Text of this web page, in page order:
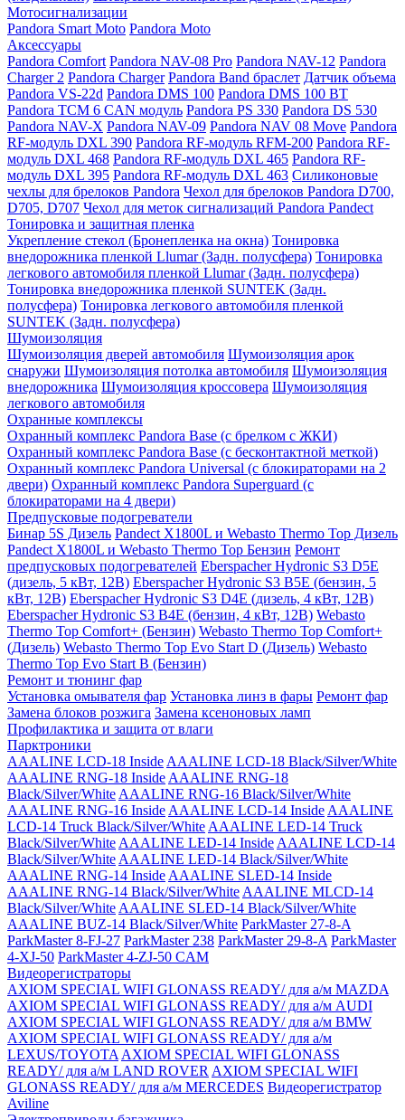
Мотосигнализации
Pandora Smart Moto Pandora Moto
Аксессуары
Pandora Comfort Pandora NAV-08 Pro Pandora NAV-12 Pandora
Charger 2 Pandora Charger Pandora Band браслет Датчик объема
Pandora VS-22d Pandora DMS 100 Pandora DMS 100 BT
Pandora TCM 6 CAN модуль Pandora PS 330 Pandora DS 530
Pandora NAV-X Pandora NAV-09 Pandora NAV 08 Move Pandora
RF-модуль DXL 390 Pandora RF-модуль RFM-200 Pandora RF-
модуль DXL 468 Pandora RF-модуль DXL 465 Pandora RF-
модуль DXL 395 Pandora RF-модуль DXL 463 Силиконовые
чехлы для брелоков Pandora Чехол для брелоков Pandora D700,
D705, D707 Чехол для меток сигнализаций Pandora Pandect
Тонировка и защитная пленка
Укрепление стекол (Бронепленка на окна) Тонировка
внедорожника пленкой Llumar (Задн. полусфера) Тонировка
легкового автомобиля пленкой Llumar (Задн. полусфера)
Тонировка внедорожника пленкой SUNTEK (Задн.
полусфера) Тонировка легкового автомобиля пленкой
SUNTEK (Задн. полусфера)
Шумоизоляция
Шумоизоляция дверей автомобиля Шумоизоляция арок
снаружи Шумоизоляция потолка автомобиля Шумоизоляция
внедорожника Шумоизоляция кроссовера Шумоизоляция
легкового автомобиля
Охранные комплексы
Охранный комплекс Pandora Base (с брелком с ЖКИ)
Охранный комплекс Pandora Base (с бесконтактной меткой)
Охранный комплекс Pandora Universal (с блокираторами на 2
двери) Охранный комплекс Pandora Superguard (с
блокираторами на 4 двери)
Предпусковые подогреватели
Бинар 5S Дизель Pandect X1800L и Webasto Thermo Top Дизель
Pandect X1800L и Webasto Thermo Top Бензин Ремонт
предпусковых подогревателей Eberspacher Hydronic S3 D5E
(дизель, 5 кВт, 12В) Eberspacher Hydronic S3 B5E (бензин, 5
кВт, 12В) Eberspacher Hydronic S3 D4E (дизель, 4 кВт, 12В)
Eberspacher Hydronic S3 B4E (бензин, 4 кВт, 12В) Webasto
Thermo Top Comfort+ (Бензин) Webasto Thermo Top Comfort+
(Дизель) Webasto Thermo Top Evo Start D (Дизель) Webasto
Thermo Top Evo Start B (Бензин)
Ремонт и тюнинг фар
Установка омывателя фар Установка линз в фары Ремонт фар
Замена блоков розжига Замена ксеноновых ламп
Профилактика и защита от влаги
Парктроники
AAALINE LCD-18 Inside AAALINE LCD-18 Black/Silver/White
AAALINE RNG-18 Inside AAALINE RNG-18
Black/Silver/White AAALINE RNG-16 Black/Silver/White
AAALINE RNG-16 Inside AAALINE LCD-14 Inside AAALINE
LCD-14 Truck Black/Silver/White AAALINE LED-14 Truck
Black/Silver/White AAALINE LED-14 Inside AAALINE LCD-14
Black/Silver/White AAALINE LED-14 Black/Silver/White
AAALINE RNG-14 Inside AAALINE SLED-14 Inside
AAALINE RNG-14 Black/Silver/White AAALINE MLCD-14
Black/Silver/White AAALINE SLED-14 Black/Silver/White
AAALINE BUZ-14 Black/Silver/White ParkMaster 27-8-A
ParkMaster 8-FJ-27 ParkMaster 238 ParkMaster 29-8-A ParkMaster
4-XJ-50 ParkMaster 4-ZJ-50 CAM
Видеорегистраторы
AXIOM SPECIAL WIFI GLONASS READY/ для а/м MAZDA
AXIOM SPECIAL WIFI GLONASS READY/ для а/м AUDI
AXIOM SPECIAL WIFI GLONASS READY/ для а/м BMW
AXIOM SPECIAL WIFI GLONASS READY/ для а/м
LEXUS/TOYOTA AXIOM SPECIAL WIFI GLONASS
READY/ для а/м LAND ROVER AXIOM SPECIAL WIFI
GLONASS READY/ для а/м MERCEDES Видеорегистратор
Aviline